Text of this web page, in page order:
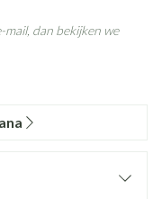
dan bekijken we